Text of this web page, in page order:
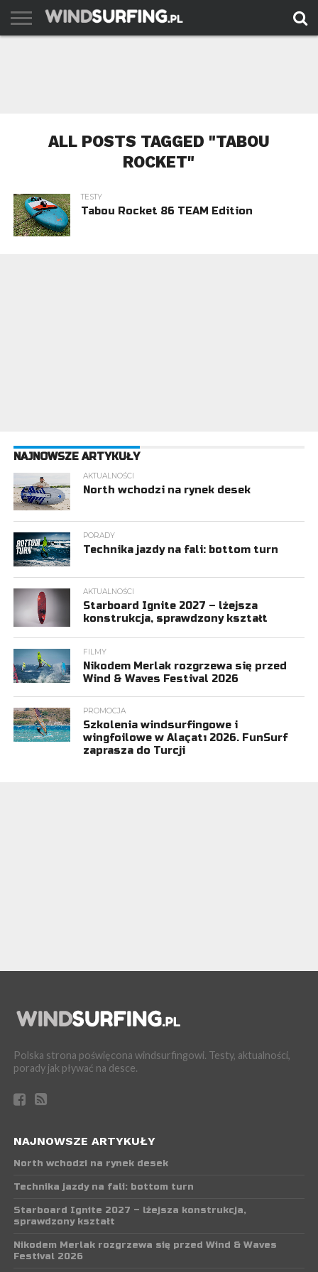
ALL POSTS TAGGED "TABOU
ROCKET"
TESTY
Tabou Rocket 86 TEAM Edition
NAJNOWSZE ARTYKUŁY
AKTUALNOŚCI
North wchodzi na rynek desek
PORADY
Technika jazdy na fali: bottom turn
AKTUALNOŚCI
Starboard Ignite 2027 – lżejsza
konstrukcja, sprawdzony kształt
FILMY
Nikodem Merlak rozgrzewa się przed
Wind & Waves Festival 2026
PROMOCJA
Szkolenia windsurfingowe i
wingfoilowe w Alaçatı 2026. FunSurf
zaprasza do Turcji
Polska strona poświęcona windsurfingowi. Testy, aktualności,
porady jak pływać na desce.
NAJNOWSZE ARTYKUŁY
North wchodzi na rynek desek
Technika jazdy na fali: bottom turn
Starboard Ignite 2027 – lżejsza konstrukcja,
sprawdzony kształt
Nikodem Merlak rozgrzewa się przed Wind & Waves
Festival 2026